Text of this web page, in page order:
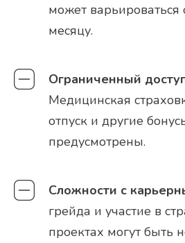
может варьироваться
месяцу.
Ограниченный
Медицинская
отпуск и другие
предусмотрены.
Сложности с
грейда и участие в
проектах могут быть